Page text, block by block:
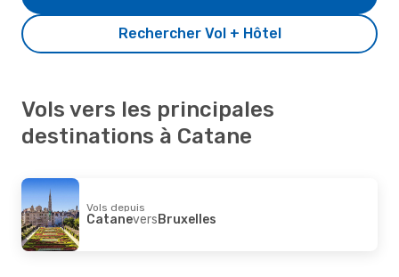
Rechercher Vol + Hôtel
Vols vers les principales
destinations à Catane
Vols depuis
CataneversBruxelles